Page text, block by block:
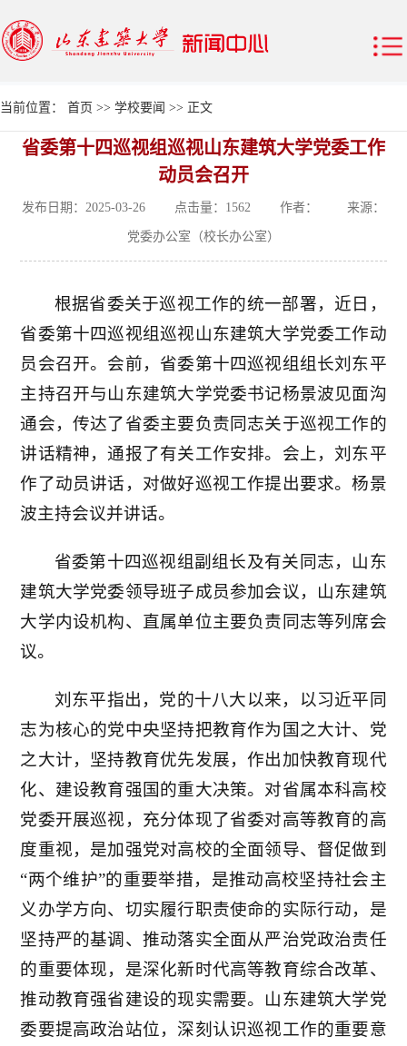
当前位置： 首页 >> 学校要闻 >> 正文
省委第十四巡视组巡视山东建筑大学党委工作
动员会召开
发布日期：2025-03-26 点击量： 1562 作者： 来源：
党委办公室（校长办公室）
根据省委关于巡视工作的统一部署，近日，
省委第十四巡视组巡视山东建筑大学党委工作动
员会召开。会前，省委第十四巡视组组长刘东平
主持召开与山东建筑大学党委书记杨景波见面沟
通会，传达了省委主要负责同志关于巡视工作的
讲话精神，通报了有关工作安排。会上，刘东平
作了动员讲话，对做好巡视工作提出要求。杨景
波主持会议并讲话。
省委第十四巡视组副组长及有关同志，山东
建筑大学党委领导班子成员参加会议，山东建筑
大学内设机构、直属单位主要负责同志等列席会
议。
刘东平指出，党的十八大以来，以习近平同
志为核心的党中央坚持把教育作为国之大计、党
之大计，坚持教育优先发展，作出加快教育现代
化、建设教育强国的重大决策。对省属本科高校
党委开展巡视，充分体现了省委对高等教育的高
度重视，是加强党对高校的全面领导、督促做到
“两个维护”的重要举措，是推动高校坚持社会主
义办学方向、切实履行职责使命的实际行动，是
坚持严的基调、推动落实全面从严治党政治责任
的重要体现，是深化新时代高等教育综合改革、
推动教育强省建设的现实需要。山东建筑大学党
委要提高政治站位，深刻认识巡视工作的重要意